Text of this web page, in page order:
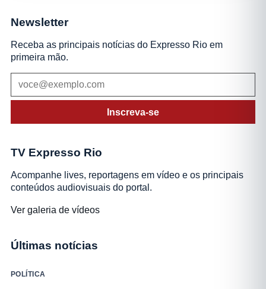
Newsletter
Receba as principais notícias do Expresso Rio em
primeira mão.
Inscreva-se
TV Expresso Rio
Acompanhe lives, reportagens em vídeo e os principais
conteúdos audiovisuais do portal.
Ver galeria de vídeos
Últimas notícias
POLÍTICA